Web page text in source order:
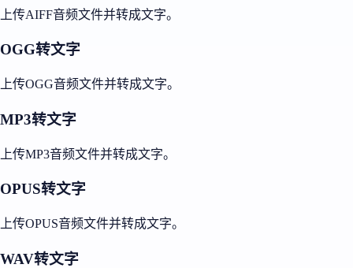
上传AIFF音频文件并转成文字。
OGG转文字
上传OGG音频文件并转成文字。
MP3转文字
上传MP3音频文件并转成文字。
OPUS转文字
上传OPUS音频文件并转成文字。
WAV转文字